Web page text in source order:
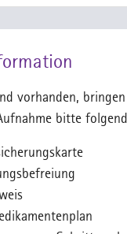
vorhanden,
bitte